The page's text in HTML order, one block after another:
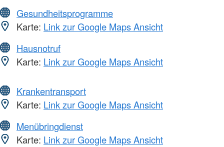
Gesundheitsprogramme
Karte: Link zur Google Maps Ansicht
Hausnotruf
Karte: Link zur Google Maps Ansicht
Krankentransport
Karte: Link zur Google Maps Ansicht
Menübringdienst
Karte: Link zur Google Maps Ansicht